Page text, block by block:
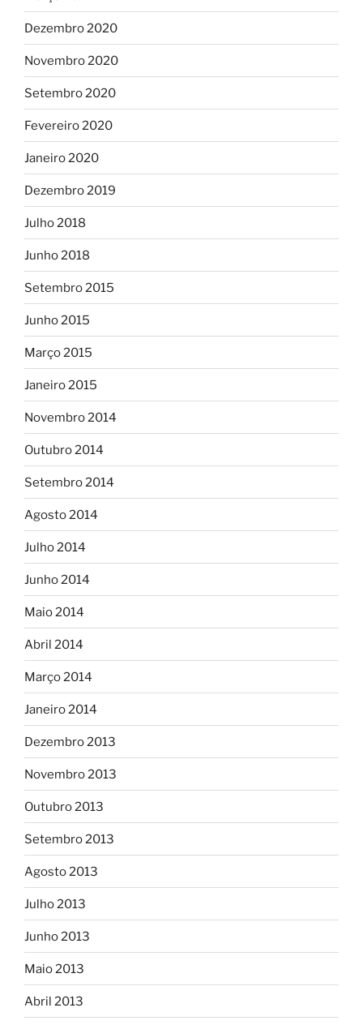
Dezembro 2020
Novembro 2020
Setembro 2020
Fevereiro 2020
Janeiro 2020
Dezembro 2019
Julho 2018
Junho 2018
Setembro 2015
Junho 2015
Março 2015
Janeiro 2015
Novembro 2014
Outubro 2014
Setembro 2014
Agosto 2014
Julho 2014
Junho 2014
Maio 2014
Abril 2014
Março 2014
Janeiro 2014
Dezembro 2013
Novembro 2013
Outubro 2013
Setembro 2013
Agosto 2013
Julho 2013
Junho 2013
Maio 2013
Abril 2013